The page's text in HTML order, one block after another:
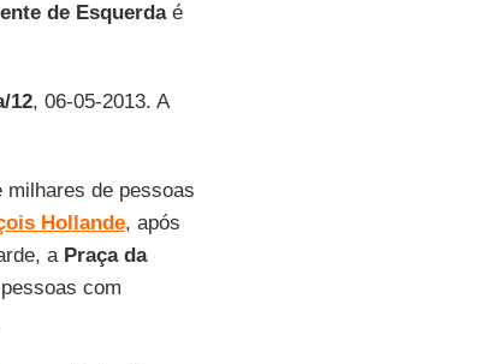
de Esquerdaé
12, 06-05-2013. A
de pessoas
Hollande, após
a Praça da
com